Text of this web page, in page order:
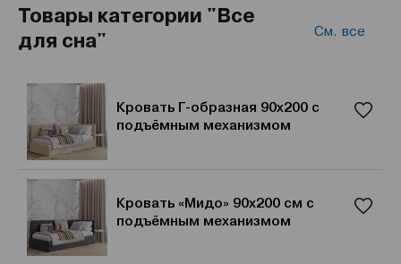
Товары категории "Все
для сна"
См. все
Кровать Г-образная 90x200 с
подъёмным механизмом
Кровать «Мидо» 90x200 см с
подъёмным механизмом